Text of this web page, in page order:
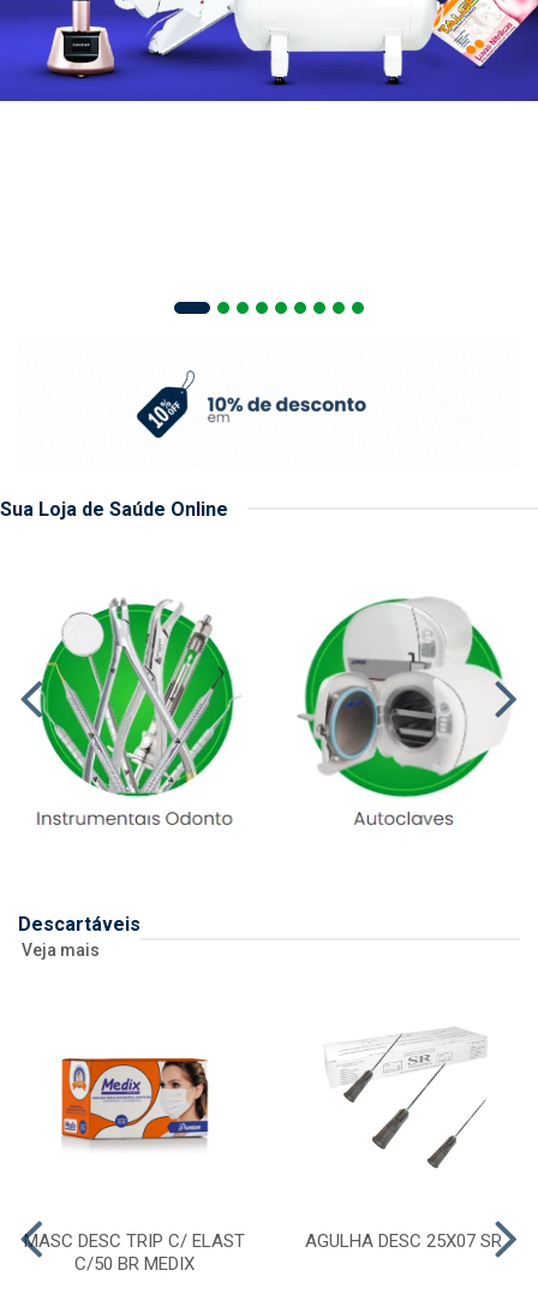
Sua Loja de Saúde Online
Descartáveis
Veja mais
MASC DESC TRIP C/ ELAST
C/50 BR MEDIX
AGULHA DESC 25X07 SR